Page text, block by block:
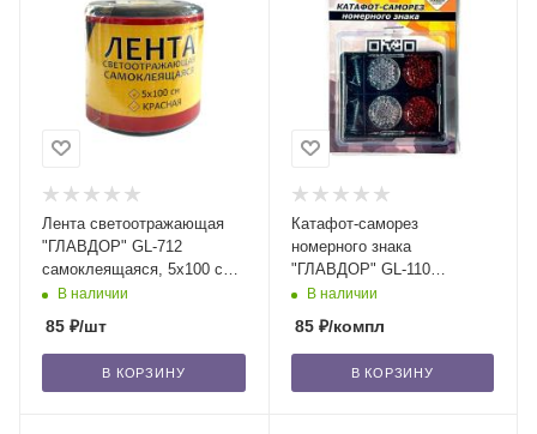
Лента светоотражающая
"ГЛАВДОР" GL-712
самоклеящаяся, 5х100 см,
красная /30
В наличии
85 ₽/шт
В КОРЗИНУ
Катафот-саморез
номерного знака
"ГЛАВДОР" GL-110
отражающий, красно-белый
В наличии
85₽/компл
В КОРЗИНУ